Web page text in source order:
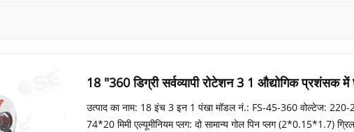
18 "360 डिग्री सर्वव्यापी रोटेशन 3 1 औद्योगिक प्रशंसक में
उत्पाद का नाम: 18 इंच 3 इन 1 पंखा मॉडल नं.: FS-45-360 वोल्टेज: 220-
74*20 मिमी एल्यूमीनियम प्लग: दो सामान्य गोल पिन प्लग (2*0.15*1.7)